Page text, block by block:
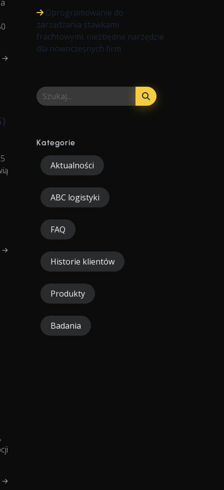
→
→
→
Oprogramowanie do
zarządzania stawkami
frachtowymi: niezbędne narzędzie
dla nowoczesnych firm
Kategorie
Aktualności
ABC logistyki
FAQ
Historie klientów
Produkty
Badania